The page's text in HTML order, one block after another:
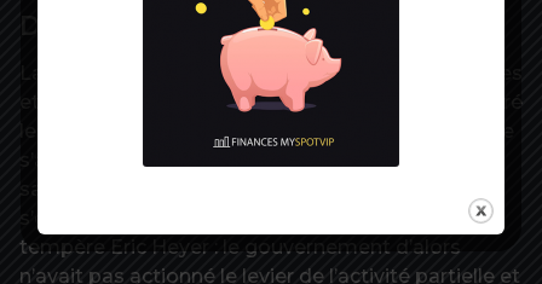
Déficit public ou cohésion sociale
La crise a frappé en masse les CDD, les intérimaires
et a gelé une grande partie des embauches, malgré
les aides de l’Etat. Pour l’ensemble de 2020, l’Insee
s’attend à 700.000 emplois de salariés ou de non
tempère Eric Heyer : le gouvernement d’alors
n’avait pas actionné le levier de l’activité partielle et